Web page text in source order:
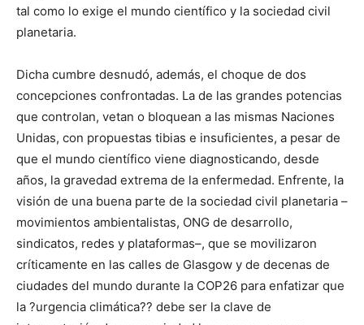
tal como lo exige el mundo científico y la sociedad civil
planetaria.
Dicha cumbre desnudó, además, el choque de dos
concepciones confrontadas. La de las grandes potencias
que controlan, vetan o bloquean a las mismas Naciones
Unidas, con propuestas tibias e insuficientes, a pesar de
que el mundo científico viene diagnosticando, desde
años, la gravedad extrema de la enfermedad. Enfrente, la
visión de una buena parte de la sociedad civil planetaria –
movimientos ambientalistas, ONG de desarrollo,
sindicatos, redes y plataformas–, que se movilizaron
críticamente en las calles de Glasgow y de decenas de
ciudades del mundo durante la COP26 para enfatizar que
la ?urgencia climática?? debe ser la clave de